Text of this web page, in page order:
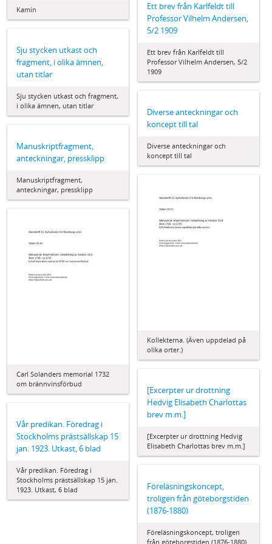
Kamin
Ett brev från Karlfeldt till
Professor Vilhelm Andersen,
5/2 1909
Ett brev från Karlfeldt till
Professor Vilhelm Andersen, 5/2
1909
Sju stycken utkast och
fragment, i olika ämnen,
utan titlar
Sju stycken utkast och fragment,
i olika ämnen, utan titlar
Diverse anteckningar och
koncept till tal
Diverse anteckningar och
koncept till tal
Manuskriptfragment,
anteckningar, pressklipp
Manuskriptfragment,
anteckningar, pressklipp
Kollekterna. (Även uppdelad på
olika orter.)
Carl Solanders memorial 1732
om brännvinsförbud
[Excerpter ur drottning
Hedvig Elisabeth Charlottas
brev m.m.]
[Excerpter ur drottning Hedvig
Elisabeth Charlottas brev m.m.]
Vår predikan. Föredrag i
Stockholms prästsällskap 15
jan. 1923. Utkast, 6 blad
Vår predikan. Föredrag i
Stockholms prästsällskap 15 jan.
1923. Utkast, 6 blad
Föreläsningskoncept,
troligen från göteborgstiden
(1876-1880)
Föreläsningskoncept, troligen
från göteborgstiden (1876-1880)